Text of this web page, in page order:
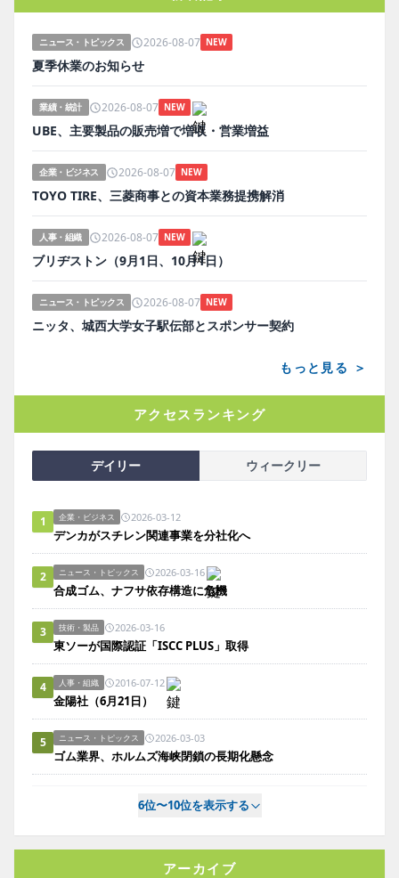
ニュース・トピックス 2026-08-07 NEW
夏季休業のお知らせ
業績・統計 2026-08-07 NEW
UBE、主要製品の販売増で増収・営業増益
企業・ビジネス 2026-08-07 NEW
TOYO TIRE、三菱商事との資本業務提携解消
人事・組織 2026-08-07 NEW
ブリヂストン（9月1日、10月1日）
ニュース・トピックス 2026-08-07 NEW
ニッタ、城西大学女子駅伝部とスポンサー契約
もっと見る ＞
アクセスランキング
デイリー ウィークリー
1 企業・ビジネス 2026-03-12
デンカがスチレン関連事業を分社化へ
2 ニュース・トピックス 2026-03-16
合成ゴム、ナフサ依存構造に危機
3 技術・製品 2026-03-16
東ソーが国際認証「ISCC PLUS」取得
4 人事・組織 2016-07-12
金陽社（6月21日）
5 ニュース・トピックス 2026-03-03
ゴム業界、ホルムズ海峡閉鎖の長期化懸念
6位〜10位を表示する
アーカイブ